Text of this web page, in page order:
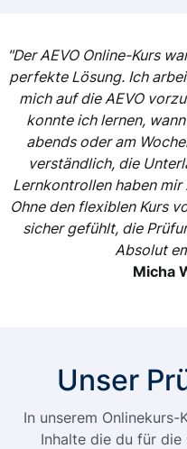
"Der AEVO Online-Kurs
perfekte Lösung. Ich
mich auf die AEVO
konnte ich lernen,
abends oder am
verständlich, die
Lernkontrollen haben
Ohne den flexiblen Kurs
sicher gefühlt, die
Absolut
Micha
Unser
In unserem
Inhalte die du für